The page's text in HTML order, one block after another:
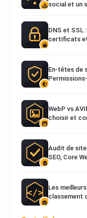
social et un
DNS et SSL
certificats
En-têtes de
WebP vs
choisir et
Audit de
SEO, Core
Les
classement